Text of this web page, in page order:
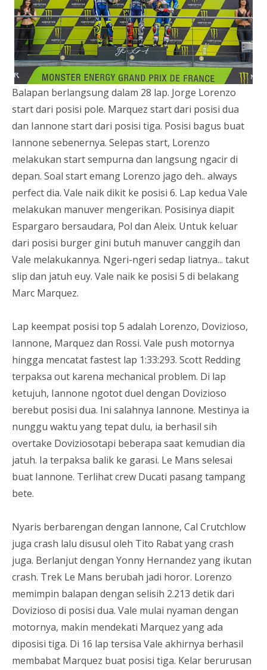
Balapan berlangsung dalam 28 lap. Jorge Lorenzo
start dari posisi pole. Marquez start dari posisi dua
dan Iannone start dari posisi tiga. Posisi bagus buat
Iannone sebenernya. Selepas start, Lorenzo
melakukan start sempurna dan langsung ngacir di
depan. Soal start emang Lorenzo jago deh.. always
perfect dia. Vale naik dikit ke posisi 6. Lap kedua Vale
melakukan manuver mengerikan. Posisinya diapit
Espargaro bersaudara, Pol dan Aleix. Untuk keluar
dari posisi burger gini butuh manuver canggih dan
Vale melakukannya. Ngeri-ngeri sedap liatnya... takut
slip dan jatuh euy. Vale naik ke posisi 5 di belakang
Marc Marquez.
Lap keempat posisi top 5 adalah Lorenzo, Dovizioso,
Iannone, Marquez dan Rossi. Vale push motornya
hingga mencatat fastest lap 1:33:293. Scott Redding
terpaksa out karena mechanical problem. Di lap
ketujuh, Iannone ngotot duel dengan Dovizioso
berebut posisi dua. Ini salahnya Iannone. Mestinya ia
nunggu waktu yang tepat dulu, ia berhasil sih
overtake Doviziosotapi beberapa saat kemudian dia
jatuh. Ia terpaksa balik ke garasi. Le Mans selesai
buat Iannone. Terlihat crew Ducati pasang tampang
bete.
Nyaris berbarengan dengan Iannone, Cal Crutchlow
juga crash lalu disusul oleh Tito Rabat yang crash
juga. Berlanjut dengan Yonny Hernandez yang ikutan
crash. Trek Le Mans berubah jadi horor. Lorenzo
memimpin balapan dengan selisih 2.213 detik dari
Dovizioso di posisi dua. Vale mulai nyaman dengan
motornya, makin mendekati Marquez yang ada
diposisi tiga. Di 16 lap tersisa Vale akhirnya berhasil
membabat Marquez buat posisi tiga. Kelar berurusan